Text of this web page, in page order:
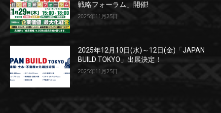
戦略フォーラム」開催!
2025年11月25日
2025年12月10日(水)～12日(金)「JAPAN
BUILD TOKYO」出展決定！
2025年11月25日